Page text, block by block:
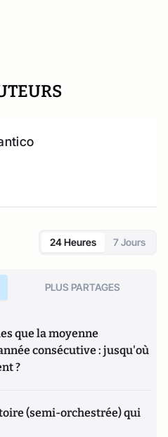
24 Heures 7 Jours
PLUS PARTAGES
que la moyenne
consécutive : jusqu'où
?
(semi-orchestrée) qui